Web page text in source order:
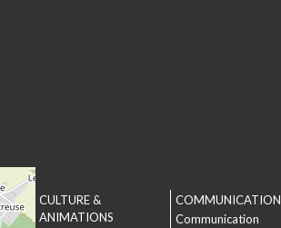
CULTURE &
ANIMATIONS
COMMUNICATION
Communication